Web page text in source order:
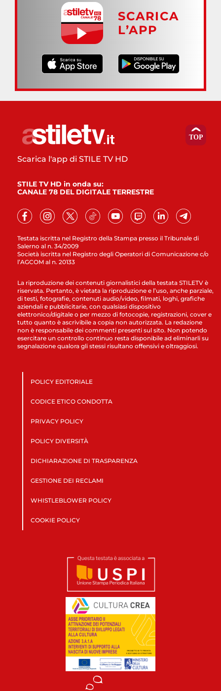
SCARICA
L’APP
Testata iscritta nel Registro della Stampa presso il Tribunale di
Salerno al n. 34/2009
Società iscritta nel Registro degli Operatori di Comunicazione c/o
l’AGCOM al n. 20133
Scarica l'app di STILE TV HD
STILE TV HD in onda su:
CANALE 78 DEL DIGITALE TERRESTRE
La riproduzione dei contenuti giornalistici della testata STILETV è
riservata. Pertanto, è vietata la riproduzione e l’uso, anche parziale,
di testi, fotografie, contenuti audio/video, filmati, loghi, grafiche
aziendali e pubblicitarie, con qualsiasi dispositivo
elettronico/digitale o per mezzo di fotocopie, registrazioni, cover e
tutto quanto è ascrivibile a copia non autorizzata. La redazione
non è responsabile dei commenti presenti sul sito. Non potendo
esercitare un controllo continuo resta disponibile ad eliminarli su
segnalazione qualora gli stessi risultano offensivi e oltraggiosi.
POLICY EDITORIALE
CODICE ETICO CONDOTTA
PRIVACY POLICY
POLICY DIVERSITÀ
DICHIARAZIONE DI TRASPARENZA
GESTIONE DEI RECLAMI
WHISTLEBLOWER POLICY
COOKIE POLICY